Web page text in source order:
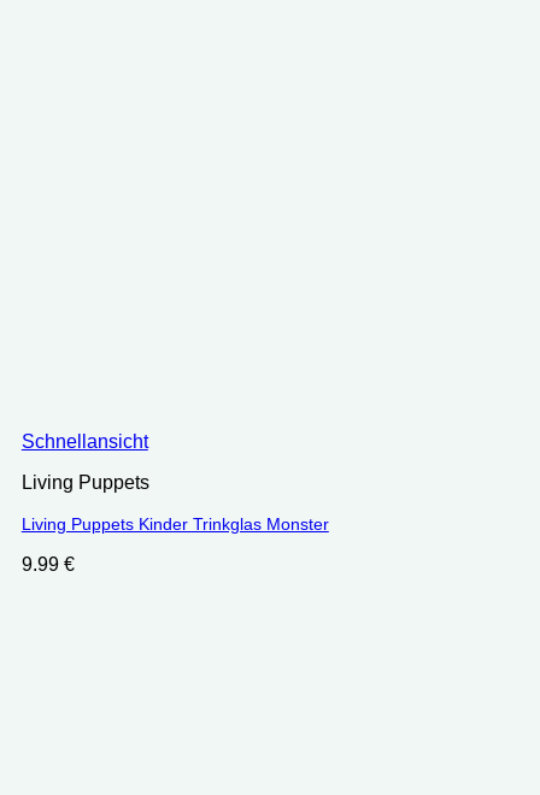
Schnellansicht
Living Puppets
Living Puppets Kinder Trinkglas Monster
9.99 €